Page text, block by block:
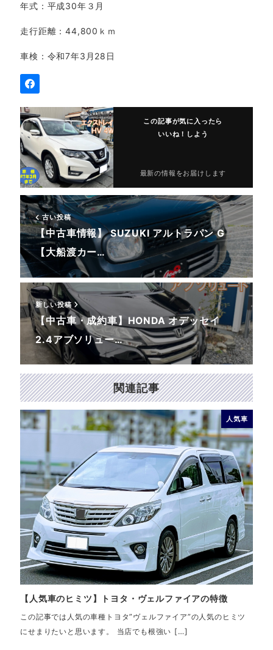
年式：平成30年３月
走行距離：44,800ｋｍ
車検：令和7年3月28日
この記事が気に入ったら
いいね！しよう
最新の情報をお届けします
古い投稿
【中古車情報】 SUZUKI アルトラパン G
【大船渡カー…
新しい投稿
【中古車・成約車】HONDA オデッセイ
2.4アブソリュー…
関連記事
人気車
【人気車のヒミツ】トヨタ・ヴェルファイアの特徴
この記事では人気の車種トヨタ”ヴェルファイア”の人気のヒミツ
にせまりたいと思います。 当店でも根強い […]